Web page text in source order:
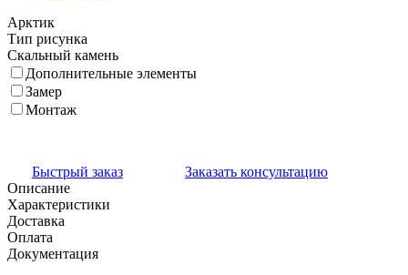
Арктик
Тип рисунка
Скальный камень
Дополнительные элементы
Замер
Монтаж
Быстрый заказ
Заказать консультацию
Описание
Характеристики
Доставка
Оплата
Документация